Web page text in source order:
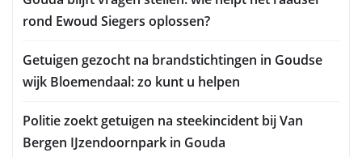
rond Ewoud Siegers oplossen?
Getuigen gezocht na brandstichtingen in Goudse
wijk Bloemendaal: zo kunt u helpen
Politie zoekt getuigen na steekincident bij Van
Bergen IJzendoornpark in Gouda